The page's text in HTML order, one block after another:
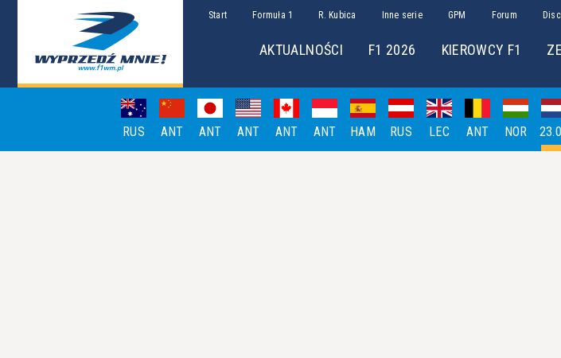
Start Formuła 1 R. Kubica Inne serie GPM Forum
AKTUALNOŚCI F1 2026 KIEROWCY F1
RUS ANT ANT ANT ANT ANT HAM RUS LEC ANT NOR